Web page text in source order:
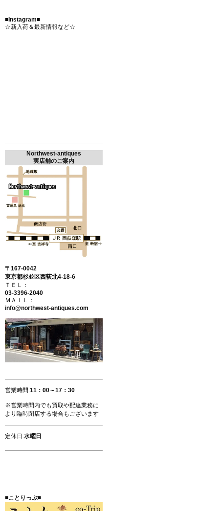
■Instagram■
☆新入荷＆最新情報など☆
Northwest-antiques
実店舗のご案内
〒167-0042
東京都杉並区西荻北4-18-6
ＴＥＬ：
03-3396-2040
ＭＡＩＬ：
info@northwest-antiques.com
営業時間:11：00～17：30
※営業時間内でも買取や配達業務に
より臨時閉店する場合もございます
定休日:水曜日
■ことりっぷ■